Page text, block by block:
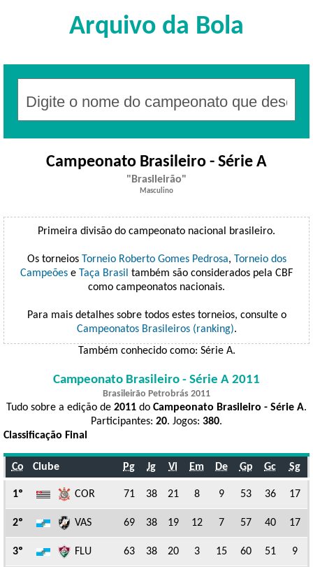
Arquivo da Bola
Campeonato Brasileiro - Série A
Brasileirão
Masculino
Primeira divisão do campeonato nacional brasileiro.
Os torneios Torneio Roberto Gomes Pedrosa, Torneio dos
Campeões e Taça Brasil também são considerados pela CBF
como campeonatos nacionais.
Para mais detalhes sobre todos estes torneios, consulte o
Campeonatos Brasileiros (ranking).
Também conhecido como: Série A.
Campeonato Brasileiro - Série A 2011
Brasileirão Petrobrás 2011
Tudo sobre a edição de 2011 do Campeonato Brasileiro - Série A.
Participantes: 20. Jogos: 380.
Classificação Final
Co Clube Pg Jg Vi Em De Gp Gc Sg
1º COR 71 38 21 8 9 53 36 17
2º VAS 69 38 19 12 7 57 40 17
3º FLU 63 38 20 3 15 60 51 9